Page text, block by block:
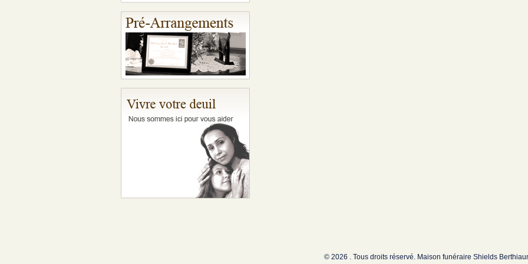
© 2026 . Tous droits réservé. Maison funéraire Shields